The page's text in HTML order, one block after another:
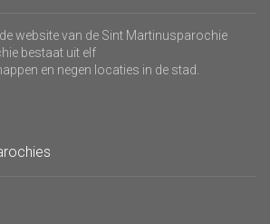
website van de Sint Martinusparochie
bestaat uit elf
en negen locaties in de stad.